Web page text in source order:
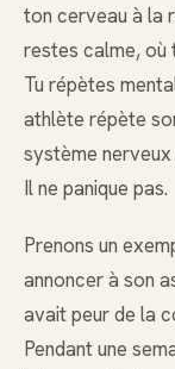
ton cerveau à la
restes calme, où
Tu répètes
athlète répète
système nerveux
Il ne panique pas.
Prenons un
annoncer à son
avait peur de la
Pendant une